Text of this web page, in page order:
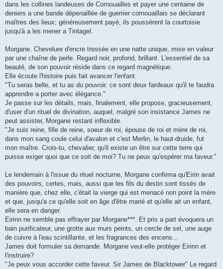
dans les collines landeuses de Cornouailles et payer une centaine de
deniers a une bande dépenaillée de guerrier cornouaillais se déclarant
maîtres des lieux; généreusement payé, ils poussèrent la courtoisie
jusqu'à a les mener a Tintagel.
Morgane. Chevelure d'encre tressée en une natte unique, mise en valeur
par une chaîne de perle. Regard noir, profond, brillant. L'essentiel de sa
beauté, de son pouvoir réside dans ce regard magnétique.
Elle écoute l'histoire puis fait avancer l'enfant.
"Tu seras belle, et tu as du pouvoir. ce sont deux fardeaux qu'il te faudra
apprendre a porter avec élégance."
Je passe sur les détails, mais, finalement, elle propose, gracieusement,
d'user d'un rituel de divination, auquel, malgré son insistance James ne
peut assister, Morgane restant inflexible.
"Je suis reine, fille de reine, soeur de roi, épouse de roi et mère de roi,
dans mon sang coule celui d'avalon et c'est Merlin, le haut-druide, fut
mon maître. Crois-tu, chevalier, qu'il existe un être sur cette terre qui
puisse exiger quoi que ce soit de moi? Tu ne peux qu'espérer ma faveur."
Le lendemain à l'issue du rituel nocturne, Morgane confirma qu'Eirin avait
des pouvoirs, certes, mais, aussi que les fils du destin sont tissés de
manière que, chez elle, c'était la vierge qui est menacé non point la mère
et que, jusqu'a ce qu'elle soit en âge d'être marié et qu'elle ait un enfant,
elle sera en danger.
Eirinn ne semble pas effrayer par Morgane***. Et pris a part évoquera un
bain purificateur, une grotte aux murs peints, un cercle de sel, une auge
de cuivre à l'eau scintillante, et les fragrances des encens...
James doit formuler sa demande. Morgane veut-elle protéger Eirinn et
l'instruire?
"Je peux vous accorder cette faveur. Sir James de Blacktower" Le regard